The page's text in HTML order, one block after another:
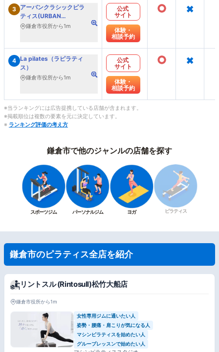
3 アーバンクラシックピラ
ティス(URBAN
CLASSIC PILATES)
鎌倉市役所から1m
公式
サイト
体験・
相談予約
○ ×
4 La pilates（ラピラティ
ス）
鎌倉市役所から1m
公式
サイト
体験・
相談予約
○ ×
※当ランキングには広告提携している店舗が含まれます。
※掲載順位は複数の要素を元に決定しています。
※ ランキング評価の考え方
鎌倉市で他のジャンルの店舗を探す
スポーツジム パーソナルジム ヨガ ピラティス
鎌倉市のピラティス全店を紹介
リントスル (Rintosull)松竹大船店
鎌倉市役所から1m
女性専用ジムに通いたい人
姿勢・腰痛・肩こりが気になる人
マシンピラティスを始めたい人
グループレッスンで始めたい人